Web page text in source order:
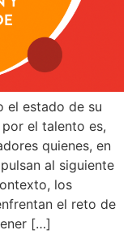
el estado de su
el talento es,
quienes, en
al siguiente
los
el reto de
[…]